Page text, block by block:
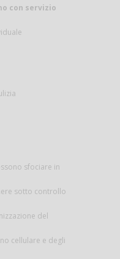
con servizio
sfociare in
sotto controllo
del
cellulare e degli